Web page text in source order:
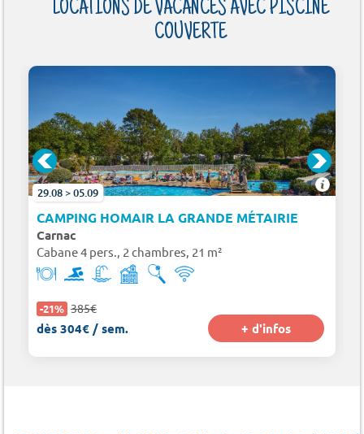
LOCATIONS DE VACANCES AVEC PISCINE
COUVERTE
29.08 > 05.09
CAMPING HOMAIR LA GRANDE MÉTAIRIE
Carnac
Cabane 4 pers., 2 chambres, 21 m²
-21% 385€
dès 304€ / sem. + d'infos